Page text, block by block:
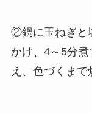
②鍋に玉ねぎと
かけ、4～5分
え、色づくまで